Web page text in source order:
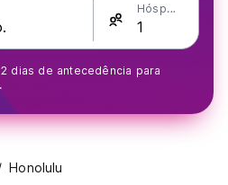
Hóspedes
dias de antecedência para
Honolulu